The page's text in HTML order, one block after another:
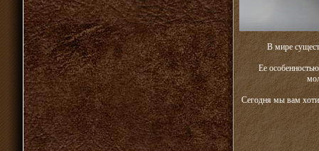
В мире
Ее
Сегодня мы вам